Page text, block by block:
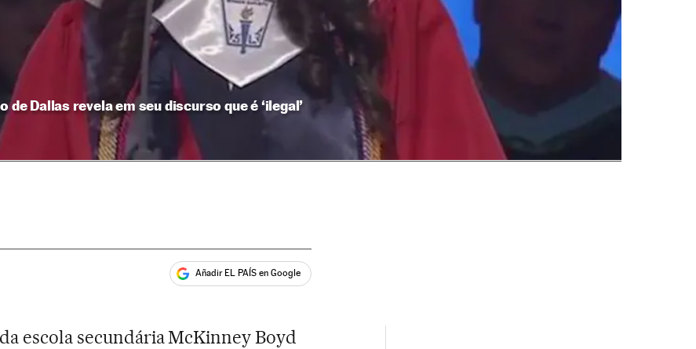
de Dallas revela em seu discurso que é ‘ilegal’
Añadir EL PAÍS en Google
escola secundária McKinney Boyd